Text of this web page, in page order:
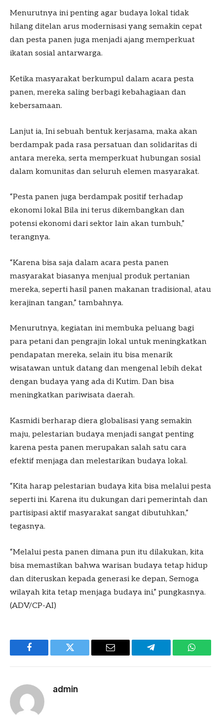
Menurutnya ini penting agar budaya lokal tidak
hilang ditelan arus modernisasi yang semakin cepat
dan pesta panen juga menjadi ajang memperkuat
ikatan sosial antarwarga.
Ketika masyarakat berkumpul dalam acara pesta
panen, mereka saling berbagi kebahagiaan dan
kebersamaan.
Lanjut ia, Ini sebuah bentuk kerjasama, maka akan
berdampak pada rasa persatuan dan solidaritas di
antara mereka, serta memperkuat hubungan sosial
dalam komunitas dan seluruh elemen masyarakat.
“Pesta panen juga berdampak positif terhadap
ekonomi lokal Bila ini terus dikembangkan dan
potensi ekonomi dari sektor lain akan tumbuh,”
terangnya.
“Karena bisa saja dalam acara pesta panen
masyarakat biasanya menjual produk pertanian
mereka, seperti hasil panen makanan tradisional, atau
kerajinan tangan,” tambahnya.
Menurutnya, kegiatan ini membuka peluang bagi
para petani dan pengrajin lokal untuk meningkatkan
pendapatan mereka, selain itu bisa menarik
wisatawan untuk datang dan mengenal lebih dekat
dengan budaya yang ada di Kutim. Dan bisa
meningkatkan pariwisata daerah.
Kasmidi berharap diera globalisasi yang semakin
maju, pelestarian budaya menjadi sangat penting
karena pesta panen merupakan salah satu cara
efektif menjaga dan melestarikan budaya lokal.
“Kita harap pelestarian budaya kita bisa melalui pesta
seperti ini. Karena itu dukungan dari pemerintah dan
partisipasi aktif masyarakat sangat dibutuhkan,”
tegasnya.
“Melalui pesta panen dimana pun itu dilakukan, kita
bisa memastikan bahwa warisan budaya tetap hidup
dan diteruskan kepada generasi ke depan, Semoga
wilayah kita tetap menjaga budaya ini,” pungkasnya.
(ADV/CP-AI)
Facebook Twitter Email Telegram
admin